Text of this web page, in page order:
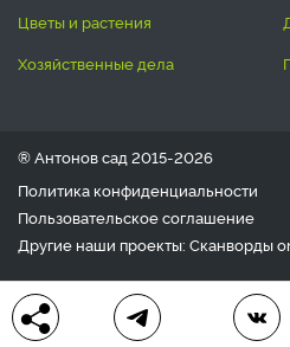
цветы и растения
хозяйственные дела
® Антонов сад 2015-2026
Политика конфиденциальности
Пользовательское соглашение
Другие наши проекты: Сканворды
Любое использование материала
письменного согласия редакции